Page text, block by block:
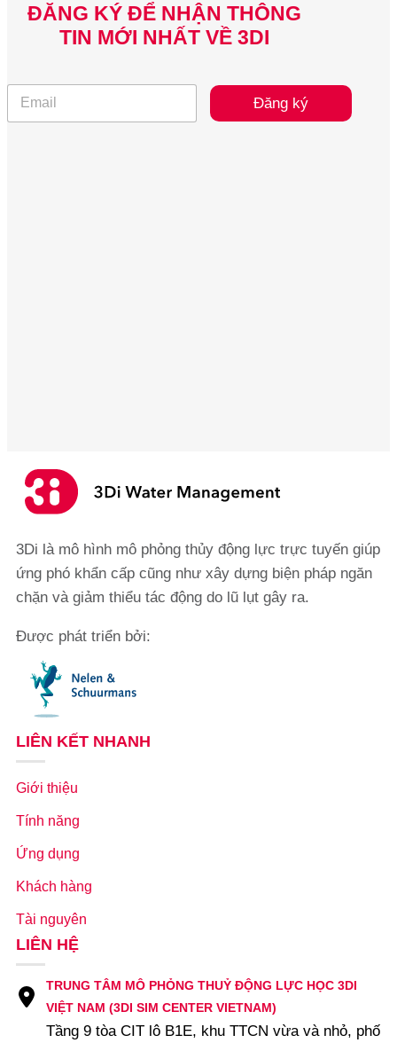
ĐĂNG KÝ ĐỂ NHẬN THÔNG
TIN MỚI NHẤT VỀ 3DI
a
Đăng ký
3Di là mô hình mô phỏng thủy động lực trực tuyến giúp
ứng phó khẩn cấp cũng như xây dựng biện pháp ngăn
chặn và giảm thiểu tác động do lũ lụt gây ra.
Được phát triển bởi:
LIÊN KẾT NHANH
Giới thiệu
Tính năng
Ứng dụng
Khách hàng
Tài nguyên
LIÊN HỆ
TRUNG TÂM MÔ PHỎNG THUỶ ĐỘNG LỰC HỌC 3DI
VIỆT NAM (3DI SIM CENTER VIETNAM)
Tầng 9 tòa CIT lô B1E, khu TTCN vừa và nhỏ, phố